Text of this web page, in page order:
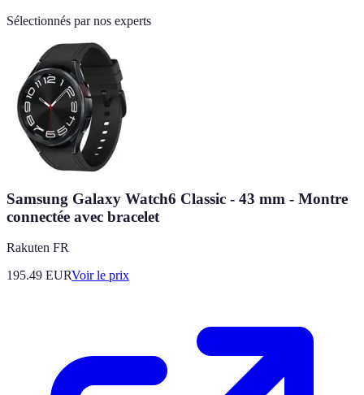
Sélectionnés par nos experts
Samsung Galaxy Watch6 Classic - 43 mm - Montre
connectée avec bracelet
Rakuten FR
195.49 EURVoir le prix